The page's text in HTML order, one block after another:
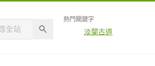
熱門關鍵字
淡蘭古道